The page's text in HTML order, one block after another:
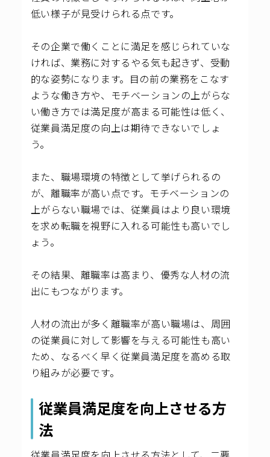
低い様子が見受けられる点です。
その企業で働くことに満足を感じられていな
ければ、業務に対するやる気も起きず、受動
的な姿勢になります。目の前の業務をこなす
ような働き方や、モチベーションの上がらな
い働き方では満足度が高まる可能性は低く、
従業員満足度の向上は期待できないでしょ
う。
また、職場環境の特徴として挙げられるの
が、離職率が高い点です。モチベーションの
上がらない職場では、従業員はより良い環境
を求め転職を視野に入れる可能性も高いでし
ょう。
その結果、離職率は高まり、優秀な人材の流
出にもつながります。
人材の流出が多く離職率が高い職場は、周囲
の従業員に対して影響を与える可能性も高い
ため、なるべく早く従業員満足度を高める取
り組みが必要です。
従業員満足度を向上させる方
法